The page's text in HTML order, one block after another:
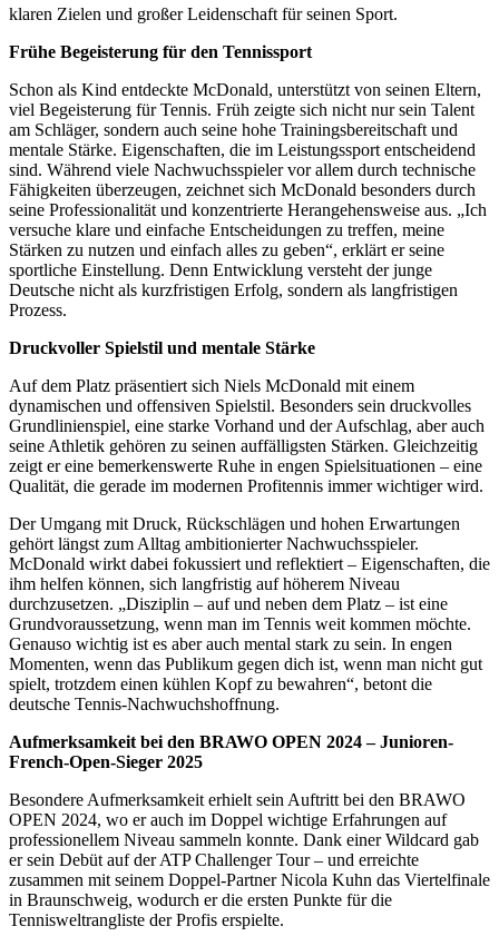
klaren Zielen und großer Leidenschaft für seinen Sport.
Frühe Begeisterung für den Tennissport
Schon als Kind entdeckte McDonald, unterstützt von seinen Eltern,
viel Begeisterung für Tennis. Früh zeigte sich nicht nur sein Talent
am Schläger, sondern auch seine hohe Trainingsbereitschaft und
mentale Stärke. Eigenschaften, die im Leistungssport entscheidend
sind. Während viele Nachwuchsspieler vor allem durch technische
Fähigkeiten überzeugen, zeichnet sich McDonald besonders durch
seine Professionalität und konzentrierte Herangehensweise aus. „Ich
versuche klare und einfache Entscheidungen zu treffen, meine
Stärken zu nutzen und einfach alles zu geben“, erklärt er seine
sportliche Einstellung. Denn Entwicklung versteht der junge
Deutsche nicht als kurzfristigen Erfolg, sondern als langfristigen
Prozess.
Druckvoller Spielstil und mentale Stärke
Auf dem Platz präsentiert sich Niels McDonald mit einem
dynamischen und offensiven Spielstil. Besonders sein druckvolles
Grundlinienspiel, eine starke Vorhand und der Aufschlag, aber auch
seine Athletik gehören zu seinen auffälligsten Stärken. Gleichzeitig
zeigt er eine bemerkenswerte Ruhe in engen Spielsituationen – eine
Qualität, die gerade im modernen Profitennis immer wichtiger wird.
Der Umgang mit Druck, Rückschlägen und hohen Erwartungen
gehört längst zum Alltag ambitionierter Nachwuchsspieler.
McDonald wirkt dabei fokussiert und reflektiert – Eigenschaften, die
ihm helfen können, sich langfristig auf höherem Niveau
durchzusetzen. „Disziplin – auf und neben dem Platz – ist eine
Grundvoraussetzung, wenn man im Tennis weit kommen möchte.
Genauso wichtig ist es aber auch mental stark zu sein. In engen
Momenten, wenn das Publikum gegen dich ist, wenn man nicht gut
spielt, trotzdem einen kühlen Kopf zu bewahren“, betont die
deutsche Tennis-Nachwuchshoffnung.
Aufmerksamkeit bei den BRAWO OPEN 2024 – Junioren-
French-Open-Sieger 2025
Besondere Aufmerksamkeit erhielt sein Auftritt bei den BRAWO
OPEN 2024, wo er auch im Doppel wichtige Erfahrungen auf
professionellem Niveau sammeln konnte. Dank einer Wildcard gab
er sein Debüt auf der ATP Challenger Tour – und erreichte
zusammen mit seinem Doppel-Partner Nicola Kuhn das Viertelfinale
in Braunschweig, wodurch er die ersten Punkte für die
Tennisweltrangliste der Profis erspielte.